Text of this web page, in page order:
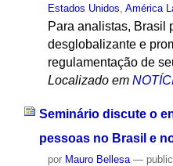
Estados Unidos, América
Para analistas, Brasil
desglobalizante e
regulamentação de
Localizado em
Seminário discute o
pessoas no Brasil e
por Mauro Bellesa —